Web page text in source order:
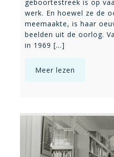
geboortestreek is op
werk. En hoewel ze de
meemaakte, is haar
beelden uit de oorlog.
in 1969 [...]
Meer lezen